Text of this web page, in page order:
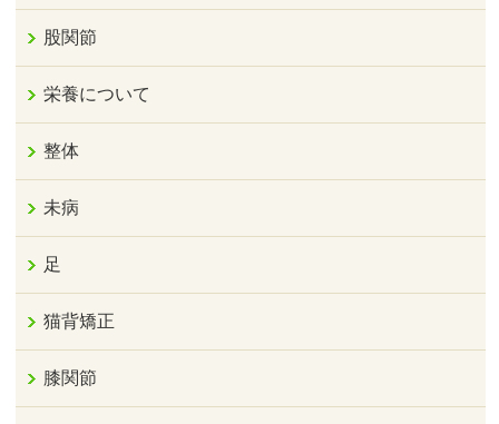
股関節
栄養について
整体
未病
足
猫背矯正
膝関節